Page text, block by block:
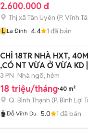
2.600.000 đ
Thị xã Tân Uyên (P. Vĩnh
L La Đình 4.4 1 đã bán
CHỈ 18TR NHÀ HXT, 40M2 | 4 TẦNG
,CÓ NT VỪA Ở VỪA KD
BT.
3 PN Nhà ngõ, hẻm
18 triệu/tháng 40 m²
Q. Bình Thạnh (P. Bình Lợi
Đỗ Vĩnh Du 5.0 1 đã bán